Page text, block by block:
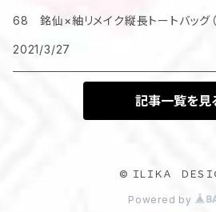
68 銘仙×紬リメイク縦長トートバッグ（
2021/3/27
記事一覧を見
© ＩＬＩＫＡ ＤＥＳＩ
Powered by